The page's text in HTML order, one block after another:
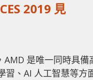
2019 見
是唯一同時具備
習、AI 人工智慧等